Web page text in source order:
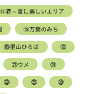
⑫春～夏に美しいエリア
⑮万葉のみち
⑱里山ひろば ⑲
㉓ウメ ㉔
㉘ ㉙ ㉚